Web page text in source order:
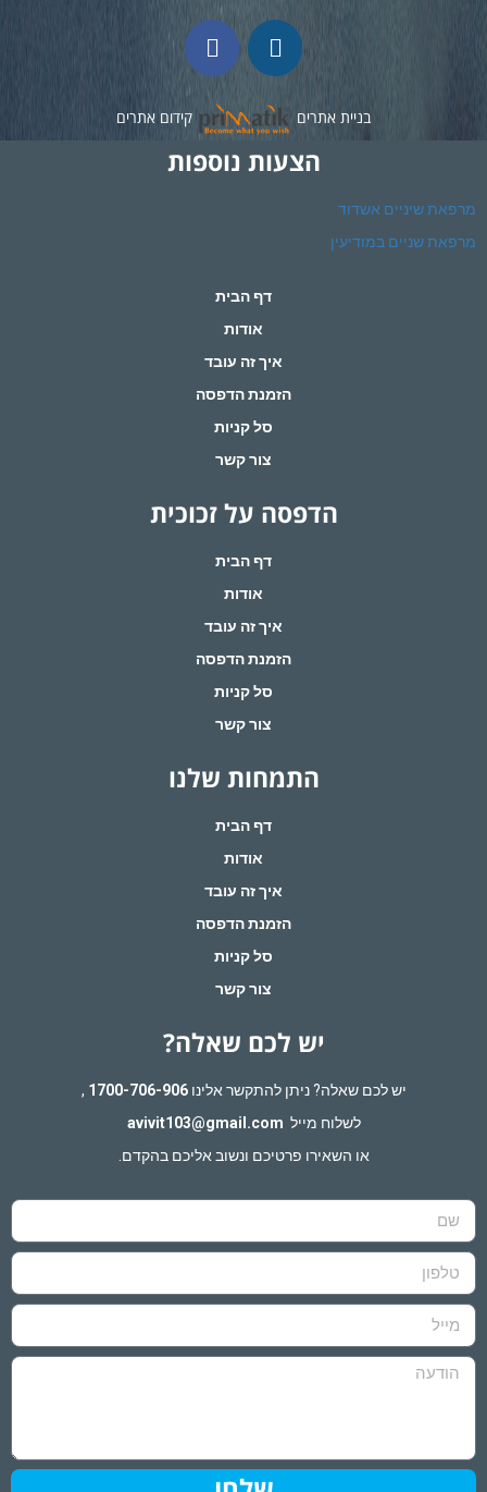
בניית אתרים קידום אתרים
הצעות נוספות
מרפאת שיניים אשדוד
מרפאת שניים במודיעין
דף הבית
אודות
איך זה עובד
הזמנת הדפסה
סל קניות
צור קשר
הדפסה על זכוכית
דף הבית
אודות
איך זה עובד
הזמנת הדפסה
סל קניות
צור קשר
התמחות שלנו
דף הבית
אודות
איך זה עובד
הזמנת הדפסה
סל קניות
צור קשר
יש לכם שאלה?
יש לכם שאלה? ניתן להתקשר אלינו1700-706-906
,
לשלוח מייל avivit103@gmail.com
או השאירו פרטיכם ונשוב אליכם בהקדם.